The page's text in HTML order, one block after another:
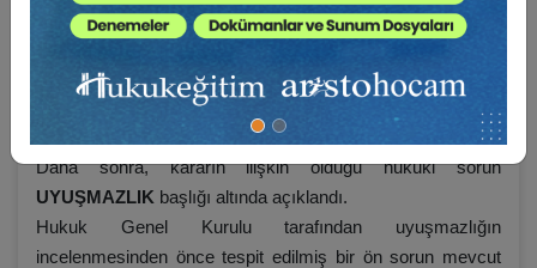
Öncelikle kararın künye bilgilerine yer verildi ve kararın
içeriği dikkate alınarak anahtar kelimeler belirlendi. Her
karar metninin başında yer alan gri tablo bu bilgileri
Daha sonra, kararın ilişkin olduğu hukuki sorun
UYUŞMAZLIK başlığı altında açıklandı.
Hukuk Genel Kurulu tarafından uyuşmazlığın
incelenmesinden önce tespit edilmiş bir ön sorun mevcut